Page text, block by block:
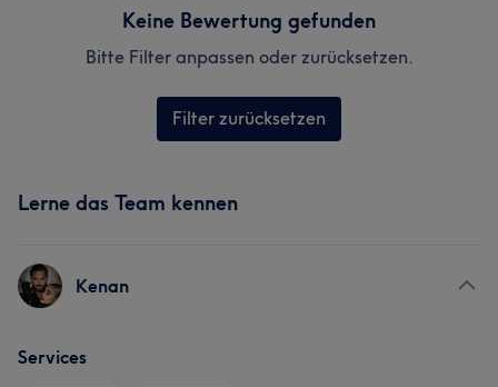
Keine Bewertung gefunden
Bitte Filter anpassen oder zurücksetzen.
Filter zurücksetzen
Lerne das Team kennen
Kenan
Services